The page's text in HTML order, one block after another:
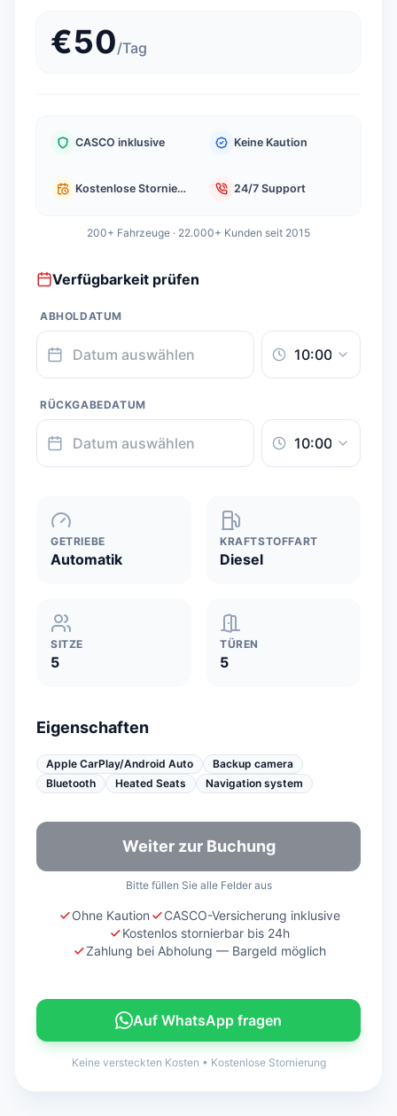
€50/Tag
CASCO inklusive Keine Kaution
Kostenlose Stornierung 24/7 Support
200+ Fahrzeuge · 22.000+ Kunden seit 2015
Verfügbarkeit prüfen
ABHOLDATUM
RÜCKGABEDATUM
GETRIEBE
Automatik
KRAFTSTOFFART
Diesel
SITZE
5
TÜREN
5
Eigenschaften
Apple CarPlay/Android Auto
Backup camera
Bluetooth
Heated Seats Navigation system
Weiter zur Buchung
Bitte füllen Sie alle Felder aus
Ohne Kaution
CASCO-Versicherung inklusive
Kostenlos stornierbar bis 24h
Zahlung bei Abholung — Bargeld möglich
Auf WhatsApp fragen
Keine versteckten Kosten • Kostenlose Stornierung